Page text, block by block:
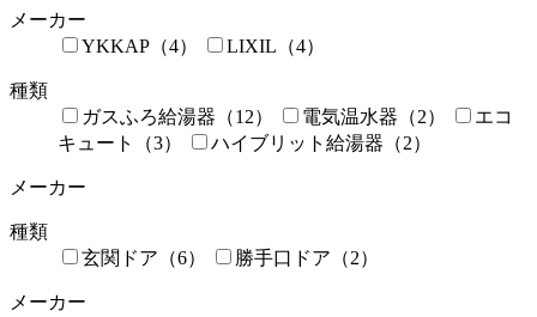
メーカー
YKKAP（4）
LIXIL（4）
種類
ガスふろ給湯器（12）
電気温水器（2）
エコ
キュート（3）
ハイブリット給湯器（2）
メーカー
種類
玄関ドア（6）
勝手口ドア（2）
メーカー